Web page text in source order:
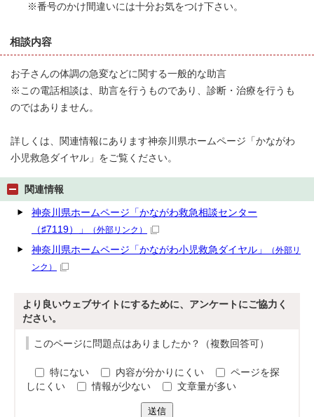
※番号のかけ間違いには十分お気をつけ下さい。
相談内容
お子さんの体調の急変などに関する一般的な助言
※この電話相談は、助言を行うものであり、診断・治療を行うも
のではありません。
詳しくは、関連情報にあります神奈川県ホームページ「かながわ
小児救急ダイヤル」をご覧ください。
関連情報
神奈川県ホームページ「かながわ救急相談センター
（♯7119）」
（外部リンク）
神奈川県ホームページ「かながわ小児救急ダイヤル」
（外部リ
ンク）
より良いウェブサイトにするために、アンケートにご協力く
ださい。
このページに問題点はありましたか？（複数回答可）
特にない 内容が分かりにくい
ページを探
しにくい
情報が少ない 文章量が多い
送信